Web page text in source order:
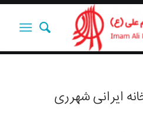
ایرانی شهرری